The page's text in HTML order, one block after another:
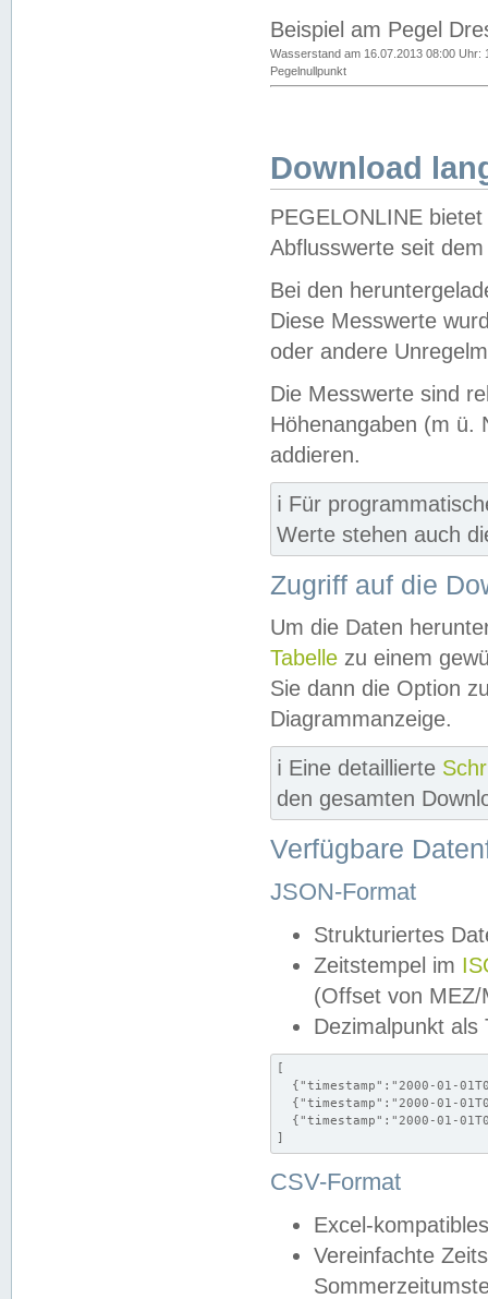
Beispiel am Pegel
Wasserstand am 16.07.2013 08:00 Uhr:
Pegelnullpunkt
Download
PEGELONLINE
Abflusswerte seit
Bei den
Diese Messwerte
oder andere
Die Messwerte sind
Höhenangaben (m ü.
addieren.
ℹ️ Für
Werte stehen auch
Zugriff auf die
Um die Daten
Tabelle zu einem
Sie dann die Option
Diagrammanzeige.
ℹ️ Eine detaillierte
den gesamten
Verfügbare
JSON-Format
Strukturiertes
Zeitstempel im
(Offset von MEZ/
Dezimalpunkt als
[
{"timestamp":"2000-01-
{"timestamp":"2000-01-
{"timestamp":"2000-01-
]
CSV-Format
Excel-
Vereinfachte